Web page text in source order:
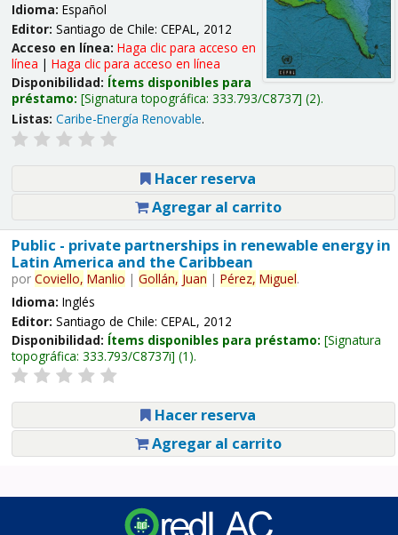
Idioma: Español
Editor: Santiago de Chile: CEPAL, 2012
Acceso en línea: Haga clic para acceso en
línea | Haga clic para acceso en línea
Disponibilidad: Ítems disponibles para
préstamo: Signatura topográfica: 333.793/C8737 (2).
Listas: Caribe-Energía Renovable.
Hacer reserva
Agregar al carrito
Public - private partnerships in renewable energy in
Latin America and the Caribbean
por Coviello, Manlio | Gollán, Juan | Pérez, Miguel.
Idioma: Inglés
Editor: Santiago de Chile: CEPAL, 2012
Disponibilidad: Ítems disponibles para préstamo: Signatura
topográfica: 333.793/C8737i (1).
Hacer reserva
Agregar al carrito